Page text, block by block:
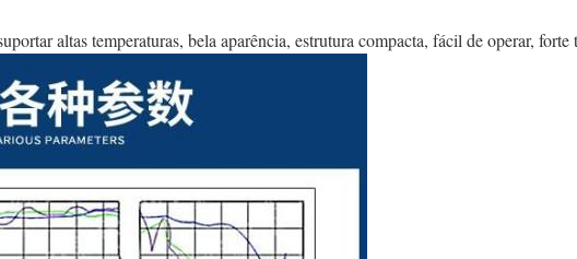
altas temperaturas, bela aparência, estrutura compacta, fácil de operar,